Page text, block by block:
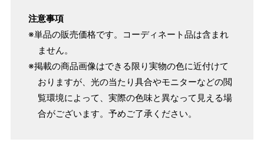
注意事項
※単品の販売価格です。コーディネート品は含まれ
ません。
※掲載の商品画像はできる限り実物の色に近付けて
おりますが、光の当たり具合やモニターなどの閲
覧環境によって、実際の色味と異なって見える場
合がございます。予めご了承ください。